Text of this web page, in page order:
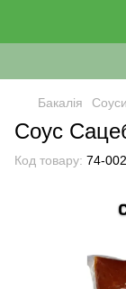
Бакалія Соуси
Соус
Код товару: 74-